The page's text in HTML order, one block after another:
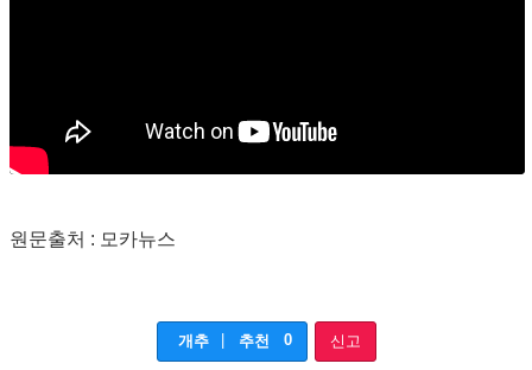
원문출처 : 모카뉴스
개추 추천 0 신고